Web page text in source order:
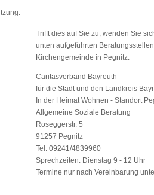
Trifft dies auf Sie zu, wenden Sie
unten aufgeführten
Kirchengemeinde in Pegnitz.
Caritasverband Bayreuth
für die Stadt und den Landkreis
In der Heimat Wohnen - Standort
Allgemeine
Roseggerstr. 5
91257 Pegnitz
Tel. 09241/4839960
Sprechzeiten: Dienstag 9 - 12 Uhr
Termine nur nach Vereinbarung